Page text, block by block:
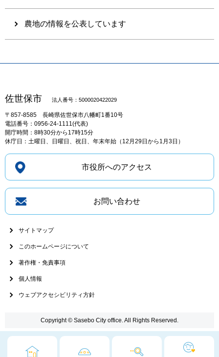
農地の情報を公表しています
佐世保市 法人番号：5000020422029
〒857-8585 長崎県佐世保市八幡町1番10号
電話番号：0956-24-1111(代表)
開庁時間：8時30分から17時15分
休庁日：土曜日、日曜日、祝日、年末年始（12月29日から1月3日）
市役所へのアクセス
お問い合わせ
サイトマップ
このホームページについて
著作権・免責事項
個人情報
ウェブアクセシビリティ方針
Copyright © Sasebo City office. All Rights Reserved.